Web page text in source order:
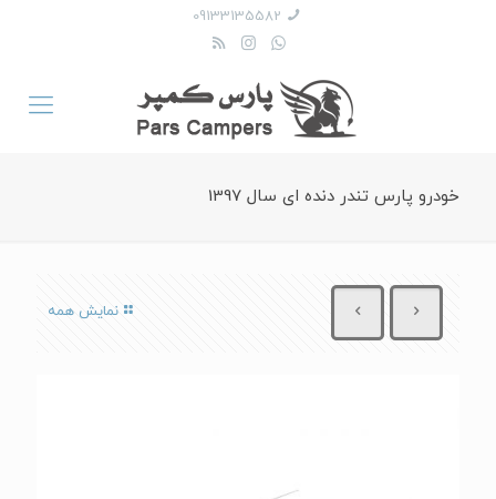
09133135582
خودرو پارس تندر دنده ای سال 1397
نمایش همه